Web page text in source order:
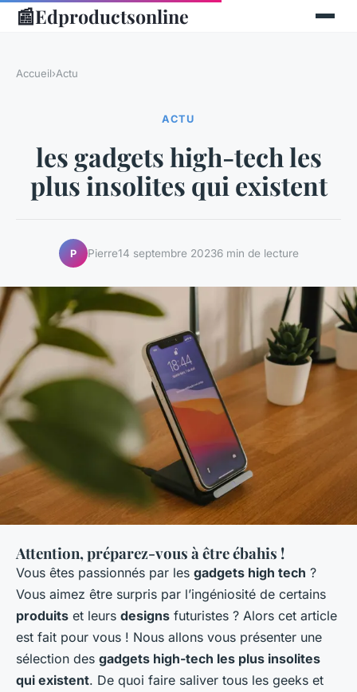
📰Edproductsonline
Accueil›Actu
ACTU
les gadgets high-tech les
plus insolites qui existent
P Pierre14 septembre 20236 min de lecture
Attention, préparez-vous à être ébahis !
Vous êtes passionnés par les gadgets high tech ?
Vous aimez être surpris par l’ingéniosité de certains
produits et leurs designs futuristes ? Alors cet article
est fait pour vous ! Nous allons vous présenter une
sélection des gadgets high-tech les plus insolites
qui existent. De quoi faire saliver tous les geeks et